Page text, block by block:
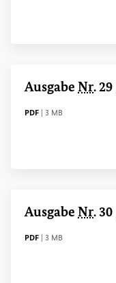
Ausgabe Nr.
DATEITYP
PDF Dateigröße
3 MB
Ausgabe Nr.
DATEITYP
PDF Dateigröße
3 MB